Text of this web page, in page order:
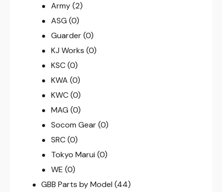
Army (2)
ASG (0)
Guarder (0)
KJ Works (0)
KSC (0)
KWA (0)
KWC (0)
MAG (0)
Socom Gear (0)
SRC (0)
Tokyo Marui (0)
WE (0)
GBB Parts by Model (44)